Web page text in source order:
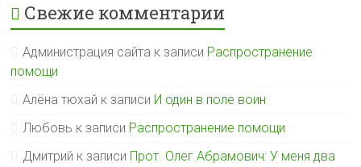
Свежие комментарии
Администрация сайта к записи Распространение
помощи
Алёна тюхай к записи И один в поле воин
Любовь к записи Распространение помощи
Дмитрий к записи Прот. Олег Абрамович: У меня два